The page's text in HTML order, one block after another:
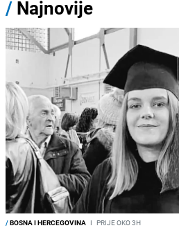
/ Najnovije
/BOSNA I HERCEGOVINA I PRIJE OKO 3H